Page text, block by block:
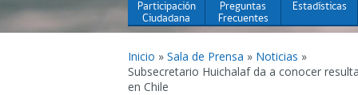
Participación
Ciudadana
Preguntas
Frecuentes
Estadísticas
Inicio » Sala de Prensa » Noticias »
Subsecretario Huichalaf da a conocer
en Chile